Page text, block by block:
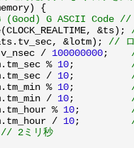
{
G ASCII Code //
&ts);
&lotm);
// ロ
/ 100000000;
% 10;
/ 10;
% 10;
/ 10;
% 10;
/ 10;
// 2ミリ秒